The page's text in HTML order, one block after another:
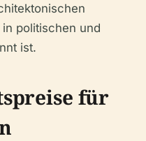
politischen und
ist.
für